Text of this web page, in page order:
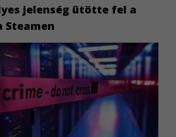
jelenség ütötte fel a
Steamen